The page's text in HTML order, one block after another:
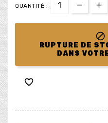
QUANTITÉ :

RUPTURE DE
DANS
